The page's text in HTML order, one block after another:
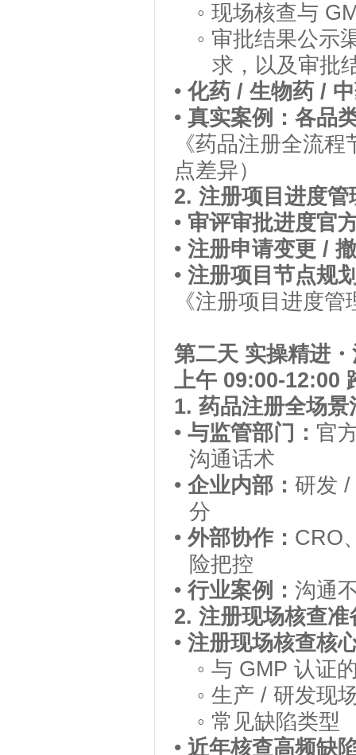
◦ 现场核查与
◦ 审批结果公示
求，以及审批
• 化药 / 生物药 /
• 真实案例：各品
《药品注册全流
点差异）
2. 注册项目进度
• 审评审批进度官
• 注册申请变更 /
• 注册项目节点规
《注册项目进度
第二天 实操精进
上午 09:00-12:00
1. 药品注册全场
• 与监管部门： 官
沟通话术
• 企业内部： 研发 /
分
• 外部协作： CRO
险把控
• 行业案例： 沟通
2. 注册现场核查
• 注册现场核查核
◦ 与 GMP 认证
◦ 生产 / 研发现
◦ 常见缺陷类型
• 近年核查高频缺